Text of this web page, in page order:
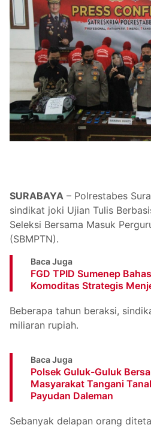
SURABAYA – Polrestabes
sindikat joki Ujian Tulis
Seleksi Bersama Masuk
(SBMPTN).
Baca Juga
FGD TPID Sumenep
Komoditas Strategis
Beberapa tahun beraksi,
miliaran rupiah.
Baca Juga
Polsek Guluk-Guluk
Masyarakat Tangani
Payudan Daleman
Sebanyak delapan orang